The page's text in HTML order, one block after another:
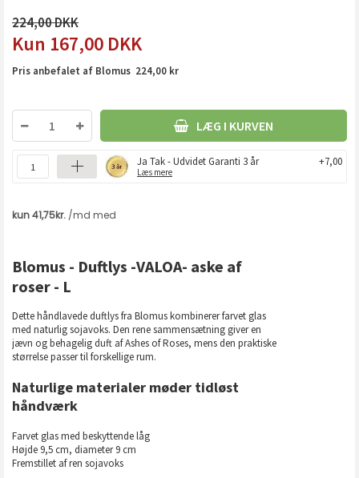
224,00
167,00 DKK
Pris anbefalet af Blomus 224,00 kr
LÆG I KURVEN
Ja Tak - Udvidet Garanti 3 år
Læs mere
+7,00
Blomus - Duftlys -VALOA- aske af
roser - L
Dette håndlavede duftlys fra Blomus kombinerer farvet glas
med naturlig sojavoks. Den rene sammensætning giver en
jævn og behagelig duft af Ashes of Roses, mens den praktiske
størrelse passer til forskellige rum.
Naturlige materialer møder tidløst
håndværk
Farvet glas med beskyttende låg
Højde 9,5 cm, diameter 9 cm
Fremstillet af ren sojavoks